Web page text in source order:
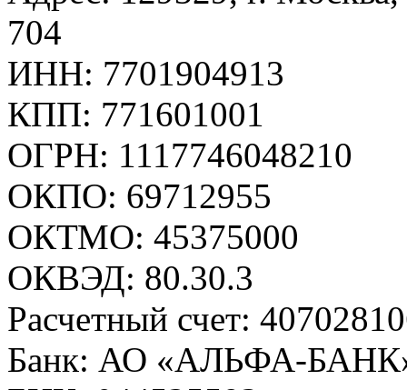
704
ИНН: 7701904913
КПП: 771601001
ОГРН: 1117746048210
ОКПО: 69712955
ОКТМО: 45375000
ОКВЭД: 80.30.3
Расчетный счет:
Банк: АО «АЛЬФА-